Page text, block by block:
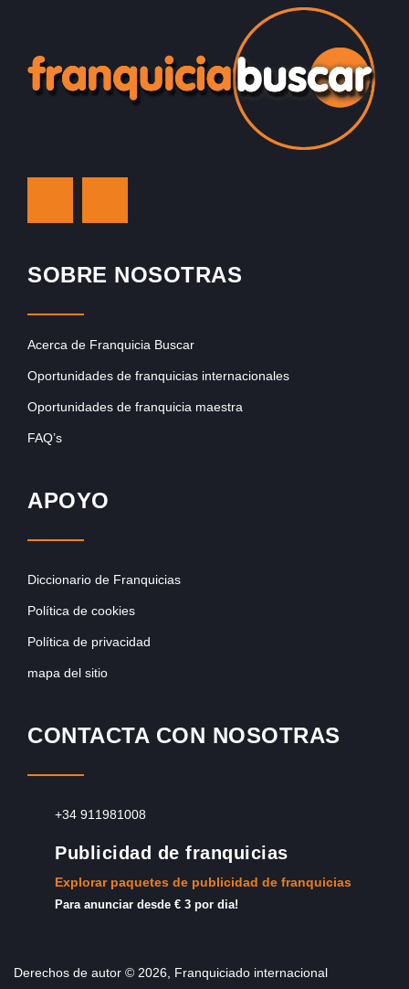
SOBRE NOSOTRAS
Acerca de Franquicia Buscar
Oportunidades de franquicias internacionales
Oportunidades de franquicia maestra
FAQ’s
APOYO
Diccionario de Franquicias
Política de cookies
Política de privacidad
mapa del sitio
CONTACTA CON NOSOTRAS
+34 911981008
Publicidad de franquicias
Explorar paquetes de publicidad de franquicias
Para anunciar desde € 3 por dia!
Derechos de autor © 2026, Franquiciado internacional